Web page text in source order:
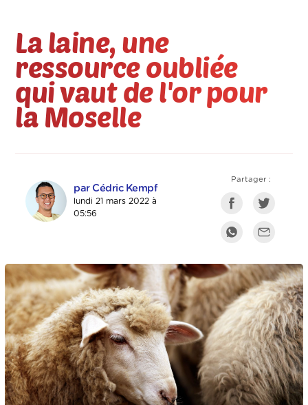
La laine, une
ressource oubliée
qui vaut de l'or pour
la Moselle
par Cédric Kempf
lundi 21 mars 2022 à
05:56
Partager :